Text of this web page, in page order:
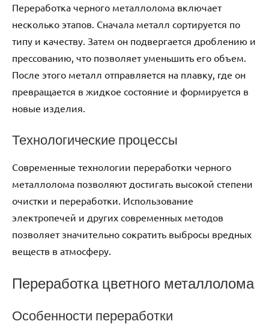
Переработка черного металлолома включает
несколько этапов. Сначала металл сортируется по
типу и качеству. Затем он подвергается дроблению и
прессованию, что позволяет уменьшить его объем.
После этого металл отправляется на плавку, где он
превращается в жидкое состояние и формируется в
новые изделия.
Технологические процессы
Современные технологии переработки черного
металлолома позволяют достигать высокой степени
очистки и переработки. Использование
электропечей и других современных методов
позволяет значительно сократить выбросы вредных
веществ в атмосферу.
Переработка цветного металлолома
Особенности переработки